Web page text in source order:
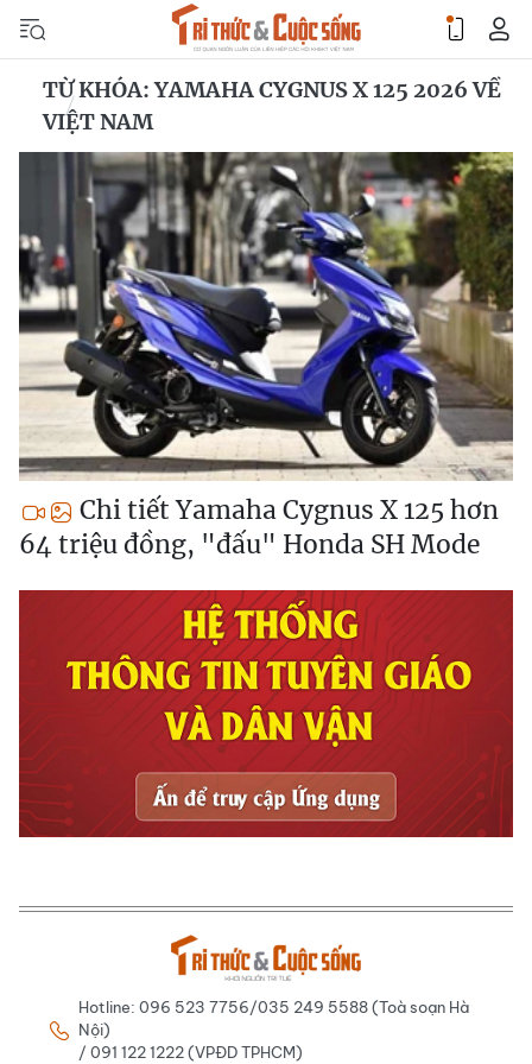
TỪ KHÓA: YAMAHA CYGNUS X 125 2026 VỀ
VIỆT NAM
Chi tiết Yamaha Cygnus X 125 hơn
64 triệu đồng, "đấu" Honda SH Mode
Hotline: 096 523 7756/035 249 5588 (Toà soạn Hà
Nội)
/ 091 122 1222 (VPĐD TPHCM)